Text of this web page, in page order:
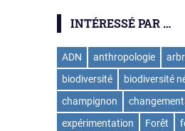
INTÉRESSÉ PAR …
ADN anthropologie
biodiversité
biodiversité
champignon
expérimentation
Forêt